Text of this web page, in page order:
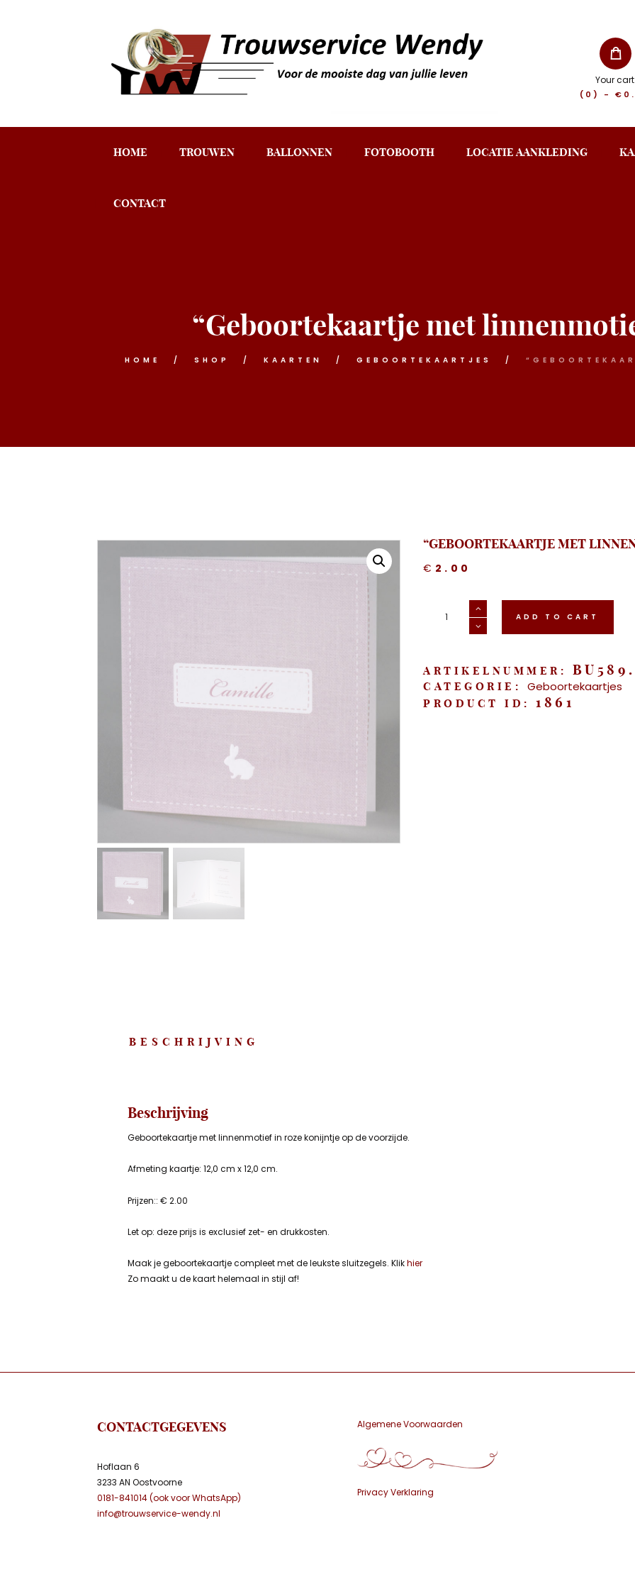
Your
(0) -
HOME TROUWEN BALLONNEN FOTOBOOTH LOCATIE AANKLEDING
CONTACT
“Geboortekaartje met
HOME SHOP KAARTEN GEBOORTEKAARTJES
“GEBOORTEKAARTJE MET
€ 2.00
"Geboortekaartje
linnenmotief ADD TO CART
ARTIKELNUMMER:
CATEGORIE: Geboortekaartjes
PRODUCT ID:1861
BESCHRIJVING
Beschrijving
Geboortekaartje met linnenmotief in roze konijntje op de voorzijde.
Afmeting kaartje: 12,0 cm x 12,0 cm.
Prijzen:: € 2.00
Let op: deze prijs is exclusief zet- en drukkosten.
Maak je geboortekaartje compleet met de leukste sluitzegels. Klikhier
Zo maakt u de kaart helemaal in stijl af!
CONTACTGEGEVENS
Hoflaan 6
3233 AN Oostvoorne
0181-841014 (ook voor WhatsApp)
info@trouwservice-wendy.nl
Algemene Voorwaarden
Privacy Verklaring